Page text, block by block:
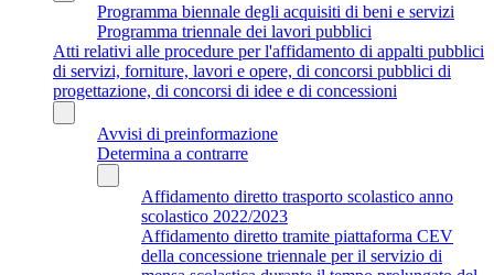
Programma biennale degli acquisiti di beni e servizi
Programma triennale dei lavori pubblici
Atti relativi alle procedure per l'affidamento di appalti pubblici
di servizi, forniture, lavori e opere, di concorsi pubblici di
progettazione, di concorsi di idee e di concessioni
Avvisi di preinformazione
Determina a contrarre
Affidamento diretto trasporto scolastico anno
scolastico 2022/2023
Affidamento diretto tramite piattaforma CEV
della concessione triennale per il servizio di